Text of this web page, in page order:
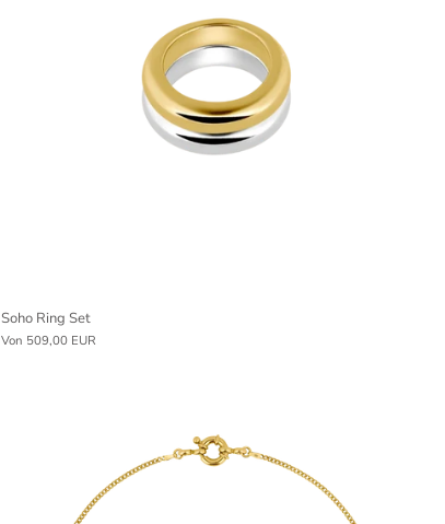
Soho Ring Set
Von 509,00 EUR